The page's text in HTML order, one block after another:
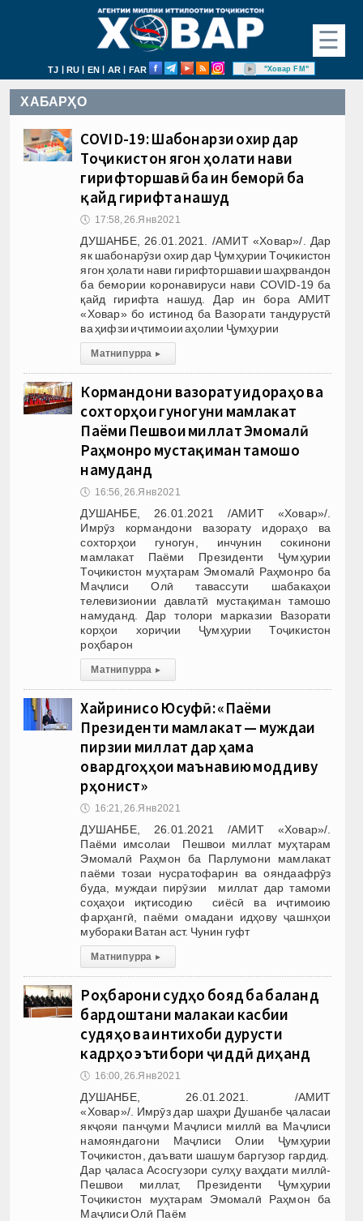
☰
TJ | RU | EN | AR | FAR "Ховар FM"
ХАБАРҲО
COVID-19: Шабонарӯзи охир дар
Тоҷикистон ягон ҳолати нави
гирифторшавӣ ба ин беморӣ ба
қайд гирифта нашуд
🕔 17:58, 26.Янв 2021
ДУШАНБЕ, 26.01.2021. /АМИТ «Ховар»/. Дар
як шабонарӯзи охир дар Ҷумҳурии Тоҷикистон
ягон ҳолати нави гирифторшавии шаҳрвандон
ба бемории коронавируси нави COVID-19 ба
қайд гирифта нашуд. Дар ин бора АМИТ
«Ховар» бо истинод ба Вазорати тандурустӣ
ва ҳифзи иҷтимоии аҳолии Ҷумҳурии
Матни пурра ▸
Кормандони вазорату идораҳо ва
сохторҳои гуногуни мамлакат
Паёми Пешвои миллат Эмомалӣ
Раҳмонро мустақиман тамошо
намуданд
🕔 16:56, 26.Янв 2021
ДУШАНБЕ, 26.01.2021 /АМИТ «Ховар»/.
Имрӯз кормандони вазорату идораҳо ва
сохторҳои гуногун, инчунин сокинони
мамлакат Паёми Президенти Ҷумҳурии
Тоҷикистон муҳтарам Эмомалӣ Раҳмонро ба
Маҷлиси Олӣ тавассути шабакаҳои
телевизионии давлатӣ мустақиман тамошо
намуданд. Дар толори марказии Вазорати
корҳои хориҷии Ҷумҳурии Тоҷикистон
роҳбарон
Матни пурра ▸
Хайринисо Юсуфӣ: «Паёми
Президенти мамлакат — муждаи
пирӯзии миллат дар ҳама
овардгоҳҳои маънавию моддиву
рӯҳонист»
🕔 16:21, 26.Янв 2021
ДУШАНБЕ, 26.01.2021 /АМИТ «Ховар»/.
Паёми имсолаи Пешвои миллат муҳтарам
Эмомалӣ Раҳмон ба Парлумони мамлакат
паёми тозаи нусратофарин ва ояндаафрӯз
буда, муждаи пирӯзии миллат дар тамоми
соҳаҳои иқтисодию сиёсӣ ва иҷтимоию
фарҳангӣ, паёми омадани идҳову ҷашнҳои
мубораки Ватан аст. Чунин гуфт
Матни пурра ▸
Роҳбарони судҳо бояд ба баланд
бардоштани малакаи касбии
судяҳо ва интихоби дурусти
кадрҳо эътибори ҷиддӣ диҳанд
🕔 16:00, 26.Янв 2021
ДУШАНБЕ, 26.01.2021. /АМИТ
«Ховар»/. Имрӯз дар шаҳри Душанбе ҷаласаи
якҷояи панҷуми Маҷлиси миллӣ ва Маҷлиси
намояндагони Маҷлиси Олии Ҷумҳурии
Тоҷикистон, даъвати шашум баргузор гардид.
Дар ҷаласа Асосгузори сулҳу ваҳдати миллӣ-
Пешвои миллат, Президенти Ҷумҳурии
Тоҷикистон муҳтарам Эмомалӣ Раҳмон ба
Маҷлиси Олӣ Паём